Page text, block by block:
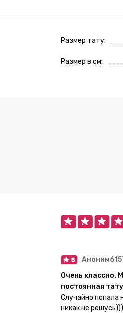
Размер тату
Размер в см
Очень классно.
постоянная тату
Случайно попала
никак не